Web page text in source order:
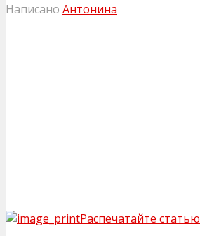
Написано Антонина
Распечатайте статью